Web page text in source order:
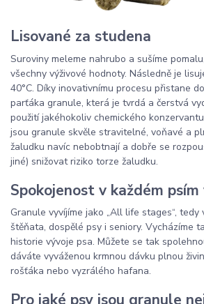
Lisované za studena
Suroviny meleme nahrubo a sušíme
všechny výživové hodnoty. Následně je
40°C. Díky inovativnímu procesu přistane
parťáka granule, která je tvrdá a čerstvá
použití jakéhokoliv chemického
jsou granule skvěle stravitelné, voňavé a
žaludku navíc nebobtnají a dobře se
jiné) snižovat riziko torze žaludku.
Spokojenost v každém psím
Granule vyvíjíme jako „All life stages“, tedy
štěňata, dospělé psy i seniory. Vycházíme
historie vývoje psa. Můžete se tak
dáváte vyváženou krmnou dávku plnou
rošťáka nebo vyzrálého hafana.
Pro jaké psy jsou granule